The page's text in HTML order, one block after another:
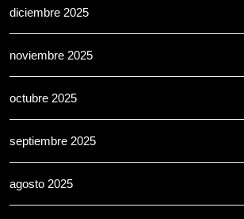
diciembre 2025
noviembre 2025
octubre 2025
septiembre 2025
agosto 2025